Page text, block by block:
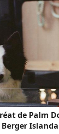
de Palm